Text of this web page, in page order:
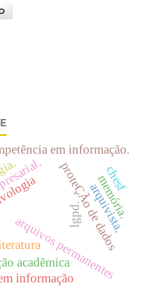
arquivos permanentes
proteÇÃo de dados
lgpd.
acadêmica
em informação.
arquivista.
informação
memória.
chesf